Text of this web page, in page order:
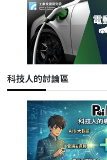
科技人的討論區